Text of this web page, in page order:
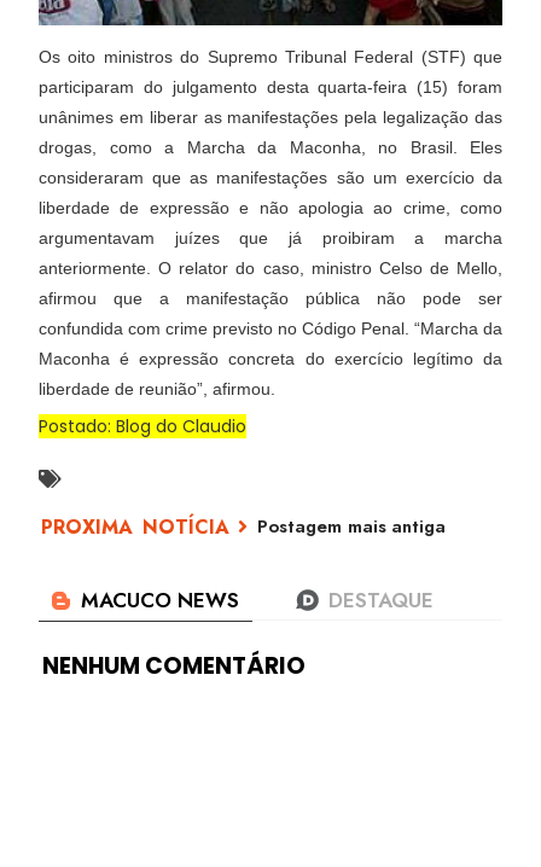
Os oito ministros do Supremo Tribunal Federal (STF) que
participaram do julgamento desta quarta-feira (15) foram
unânimes em liberar as manifestações pela legalização das
drogas, como a Marcha da Maconha, no Brasil. Eles
consideraram que as manifestações são um exercício da
liberdade de expressão e não apologia ao crime, como
argumentavam juízes que já proibiram a marcha
anteriormente. O relator do caso, ministro Celso de Mello,
afirmou que a manifestação pública não pode ser
confundida com crime previsto no Código Penal. “Marcha da
Maconha é expressão concreta do exercício legítimo da
liberdade de reunião”, afirmou.
Postado: Blog do Claudio
Postagem mais antiga
NENHUM COMENTÁRIO